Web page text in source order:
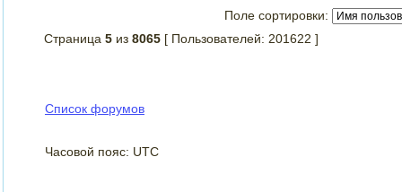
Поле сортировки:
Страница 5 из 8065 [ Пользователей: 201622 ]
Список форумов
Часовой пояс: UTC